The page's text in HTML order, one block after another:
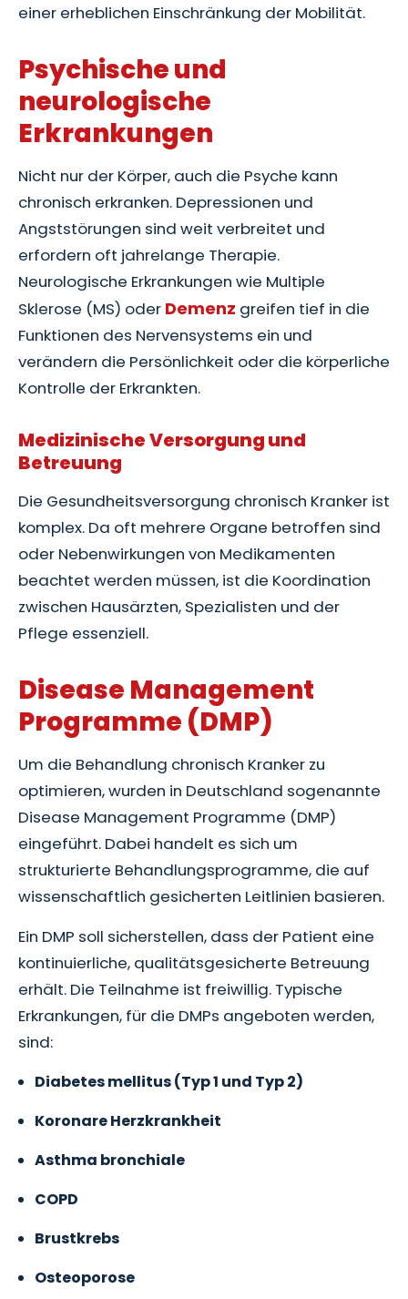
einer erheblichen Einschränkung der Mobilität.
Psychische und
neurologische
Erkrankungen
Nicht nur der Körper, auch die Psyche kann
chronisch erkranken. Depressionen und
Angststörungen sind weit verbreitet und
erfordern oft jahrelange Therapie.
Neurologische Erkrankungen wie Multiple
Sklerose (MS) oder Demenz greifen tief in die
Funktionen des Nervensystems ein und
verändern die Persönlichkeit oder die körperliche
Kontrolle der Erkrankten.
Medizinische Versorgung und
Betreuung
Die Gesundheitsversorgung chronisch Kranker ist
komplex. Da oft mehrere Organe betroffen sind
oder Nebenwirkungen von Medikamenten
beachtet werden müssen, ist die Koordination
zwischen Hausärzten, Spezialisten und der
Pflege essenziell.
Disease Management
Programme (DMP)
Um die Behandlung chronisch Kranker zu
optimieren, wurden in Deutschland sogenannte
Disease Management Programme (DMP)
eingeführt. Dabei handelt es sich um
strukturierte Behandlungsprogramme, die auf
wissenschaftlich gesicherten Leitlinien basieren.
Ein DMP soll sicherstellen, dass der Patient eine
kontinuierliche, qualitätsgesicherte Betreuung
erhält. Die Teilnahme ist freiwillig. Typische
Erkrankungen, für die DMPs angeboten werden,
sind:
Diabetes mellitus (Typ 1 und Typ 2)
Koronare Herzkrankheit
Asthma bronchiale
COPD
Brustkrebs
Osteoporose